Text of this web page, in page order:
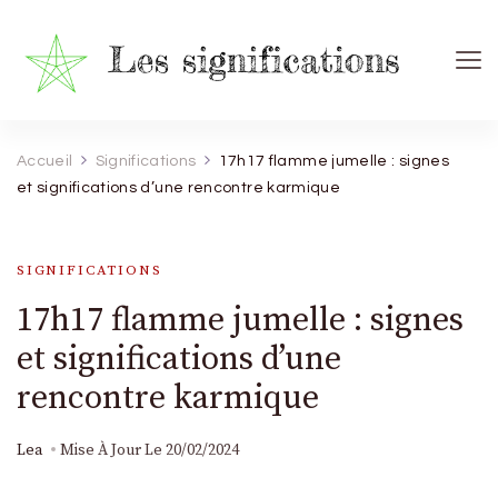
Accueil Significations
17h17 flamme jumelle : signes
et significations d’une rencontre karmique
SIGNIFICATIONS
17h17 flamme jumelle : signes
et significations d’une
rencontre karmique
Lea Mise À Jour Le 20/02/2024